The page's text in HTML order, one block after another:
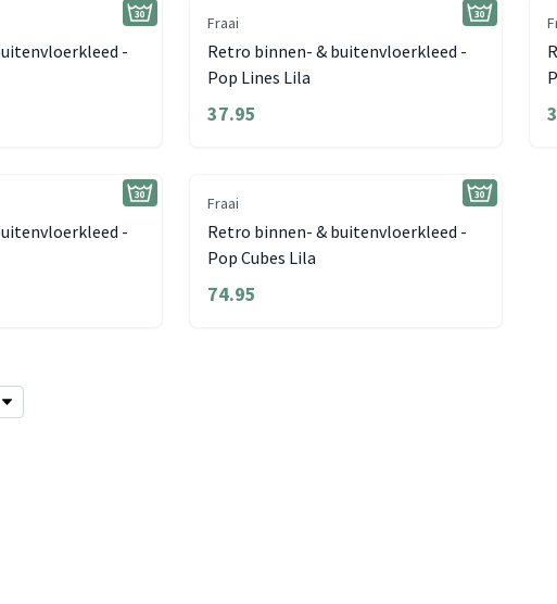
-
Fraai
Retro binnen- & buitenvloerkleed -
Pop Lines Lila
37.95
-
Fraai
Retro binnen- & buitenvloerkleed -
Pop Cubes Lila
74.95